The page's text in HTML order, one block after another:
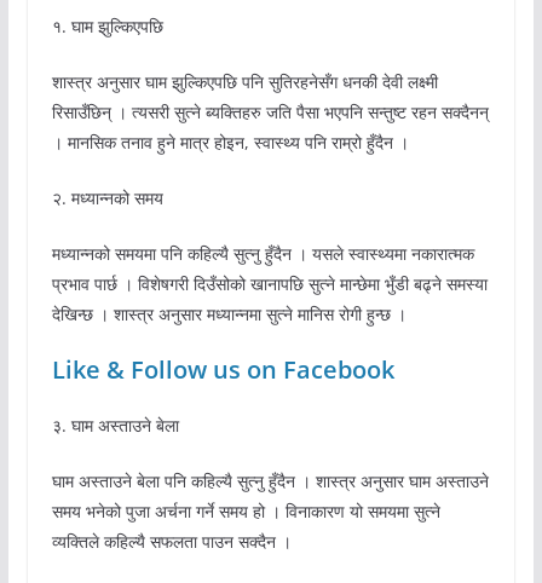
१. घाम झुल्किएपछि
शास्त्र अनुसार घाम झुल्किएपछि पनि सुतिरहनेसँग धनकी देवी लक्ष्मी
रिसाउँछिन् । त्यसरी सुत्ने ब्यक्तिहरु जति पैसा भएपनि सन्तुष्ट रहन सक्दैनन्
। मानसिक तनाव हुने मात्र होइन, स्वास्थ्य पनि राम्रो हुँदैन ।
२. मध्यान्नको समय
मध्यान्नको समयमा पनि कहिल्यै सुत्नु हुँदैन । यसले स्वास्थ्यमा नकारात्मक
प्रभाव पार्छ । विशेषगरी दिउँसोको खानापछि सुत्ने मान्छेमा भुँडी बढ्ने समस्या
देखिन्छ । शास्त्र अनुसार मध्यान्नमा सुत्ने मानिस रोगी हुन्छ ।
Like & Follow us on Facebook
३. घाम अस्ताउने बेला
घाम अस्ताउने बेला पनि कहिल्यै सुत्नु हुँदैन । शास्त्र अनुसार घाम अस्ताउने
समय भनेको पुजा अर्चना गर्ने समय हो । विनाकारण यो समयमा सुत्ने
व्यक्तिले कहिल्यै सफलता पाउन सक्दैन ।